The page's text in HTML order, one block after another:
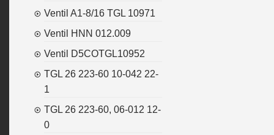
Ventil A1-8/16 TGL 10971
Ventil HNN 012.009
Ventil D5COTGL10952
TGL 26 223-60 10-042 22-
1
TGL 26 223-60, 06-012 12-
0